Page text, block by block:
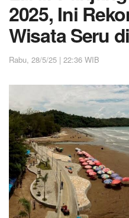
2025, Ini
Wisata Seru
Rabu, 28/5/25 | 22:36 WIB